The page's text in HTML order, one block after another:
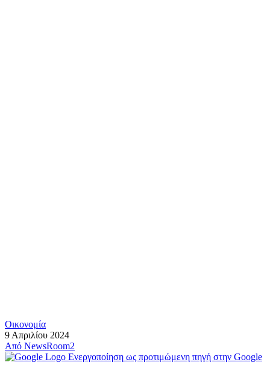
Οικονομία
9 Απριλίου 2024
Από NewsRoom2
Ενεργοποίηση ως προτιμώμενη πηγή στην Google